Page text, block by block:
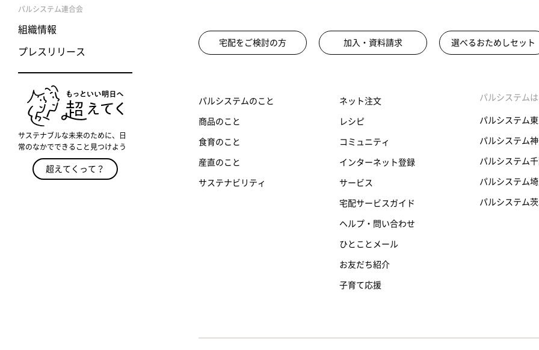
パルシステム連合会
組織情報
プレスリリース
サステナブルな未来のために、日
常のなかでできること見つけよう
超えてくって？
宅配をご検討の方 加入・資料請求 選べるおためしセット
パルシステムのこと
商品のこと
食育のこと
産直のこと
サステナビリティ
ネット注文
レシピ
コミュニティ
インターネット登録
サービス
宅配サービスガイド
ヘルプ・問い合わせ
ひとことメール
お友だち紹介
子育て応援
パルシステム
パルシステム
パルシステム神
パルシステム
パルシステム
パルシステム